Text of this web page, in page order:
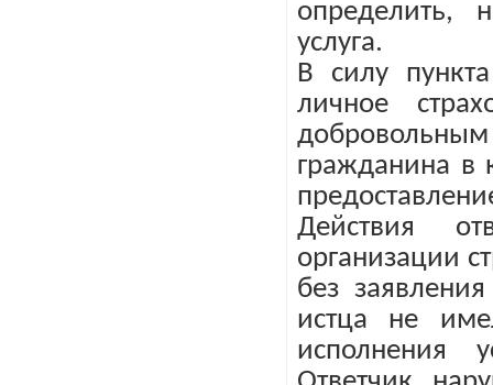
определить,
услуга.
В силу
личное
гражданина в
Действия
организации
без
истца не
исполнения